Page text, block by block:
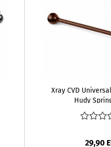
Xray CVD
Hudy
29,90